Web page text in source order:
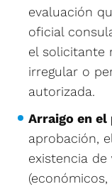
evaluación
oficial
el solicitante
irregular o
autorizada.
Arraigo en el
aprobación,
existencia de